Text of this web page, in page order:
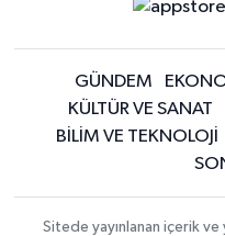
GÜNDEM
KÜLTÜR VE SANAT
BİLİM VE TEKNOLOJİ
Sitede yayınlanan içerik